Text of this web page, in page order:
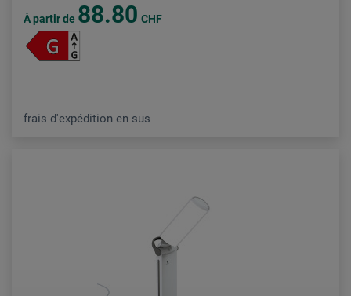
À partir de 88.80 CHF
frais d'expédition en sus